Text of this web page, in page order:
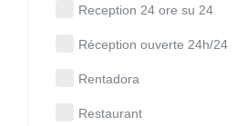
Reception 24 ore su 24
Réception ouverte 24h/24
Rentadora
Restaurant